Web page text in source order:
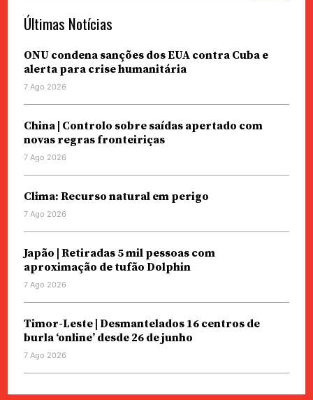
Últimas Notícias
ONU condena sanções dos EUA contra Cuba e
alerta para crise humanitária
7 Ago 2026
China | Controlo sobre saídas apertado com
novas regras fronteiriças
7 Ago 2026
Clima: Recurso natural em perigo
7 Ago 2026
Japão | Retiradas 5 mil pessoas com
aproximação de tufão Dolphin
7 Ago 2026
Timor-Leste | Desmantelados 16 centros de
burla ‘online’ desde 26 de junho
7 Ago 2026